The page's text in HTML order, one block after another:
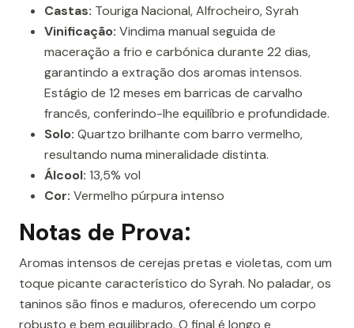
Castas: Touriga Nacional, Alfrocheiro, Syrah
Vinificação: Vindima manual seguida de
maceração a frio e carbónica durante 22 dias,
garantindo a extração dos aromas intensos.
Estágio de 12 meses em barricas de carvalho
francês, conferindo-lhe equilíbrio e profundidade.
Solo: Quartzo brilhante com barro vermelho,
resultando numa mineralidade distinta.
Álcool: 13,5% vol
Cor: Vermelho púrpura intenso
Notas de Prova:
Aromas intensos de cerejas pretas e violetas, com um
toque picante característico do Syrah. No paladar, os
taninos são finos e maduros, oferecendo um corpo